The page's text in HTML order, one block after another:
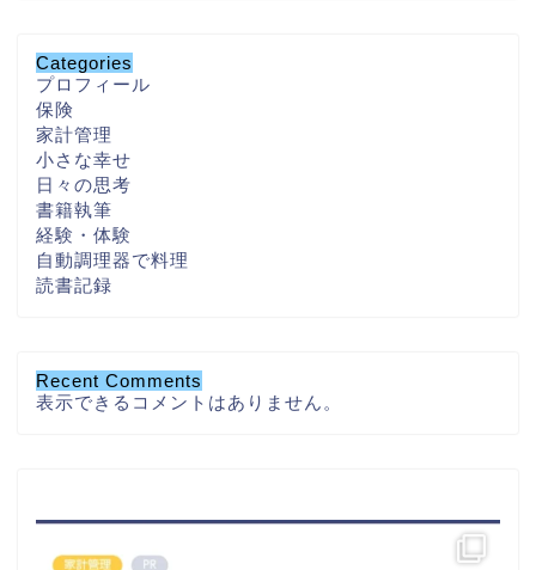
Categories
プロフィール
保険
家計管理
小さな幸せ
日々の思考
書籍執筆
経験・体験
自動調理器で料理
読書記録
Recent Comments
表示できるコメントはありません。